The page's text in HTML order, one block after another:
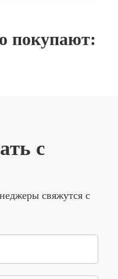
покупают:
с
свяжутся с